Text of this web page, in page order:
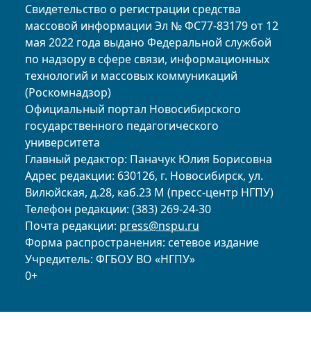
Свидетельство о регистрации средства
массовой информации Эл № ФС77-83179 от 12
мая 2022 года выдано Федеральной службой
по надзору в сфере связи, информационных
технологий и массовых коммуникаций
(Роскомнадзор)
Официальный портал Новосибирского
государственного педагогического
университета
Главный редактор: Паначук Юлия Борисовна
Адрес редакции: 630126, г. Новосибирск, ул.
Вилюйская, д.28, каб.23 М (пресс-центр НГПУ)
Телефон редакции: (383) 269-24-30
Почта редакции: press@nspu.ru
Форма распространения: сетевое издание
Учредитель: ФГБОУ ВО «НГПУ»
0+